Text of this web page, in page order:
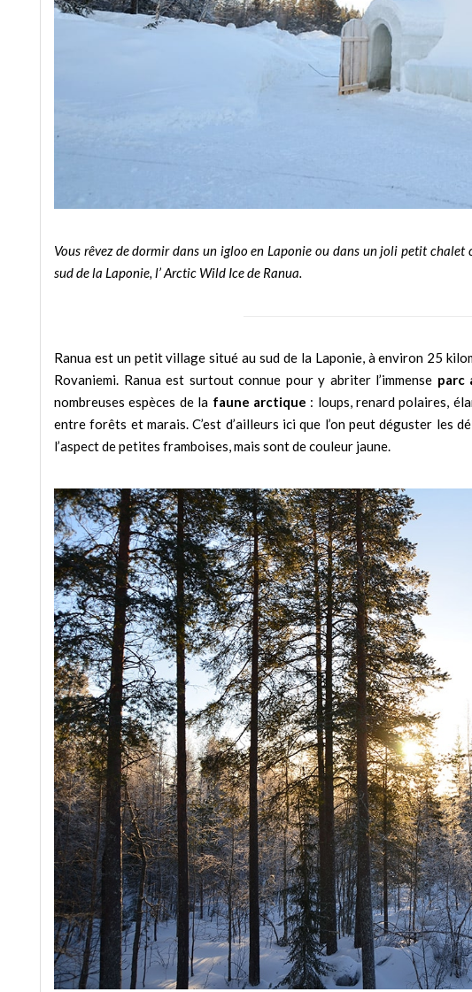
Vous rêvez de dormir dans un igloo en Laponie ou dans un joli petit
sud de la Laponie, l’ Arctic Wild Ice de Ranua.
Ranua est un petit village situé au sud de la Laponie, à environ 25
Rovaniemi. Ranua est surtout connue pour y abriter l’immense parc
nombreuses espèces de la faune arctique : loups, renard polaires,
entre forêts et marais. C’est d’ailleurs ici que l’on peut déguster les
l’aspect de petites framboises, mais sont de couleur jaune.